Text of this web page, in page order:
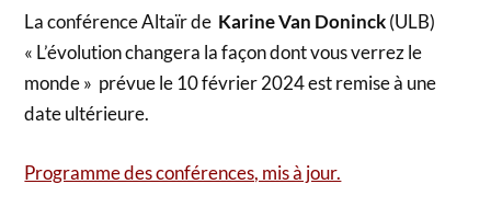
La conférence Altaïr de Karine Van Doninck(ULB)
« L’évolution changera la façon dont vous verrez le
monde » prévue le 10 février 2024 est remise à une
date ultérieure.
Programme des conférences, mis à jour.